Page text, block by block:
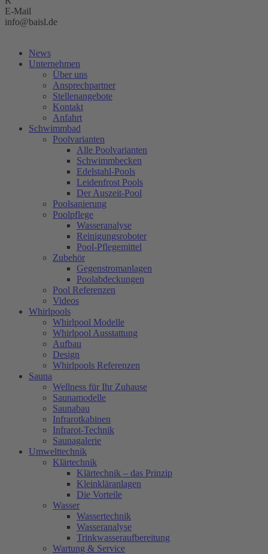
E-Mail
info@baisl.de
News
Unternehmen
Über uns
Ansprechpartner
Stellenangebote
Kontakt
Anfahrt
Schwimmbad
Poolvarianten
Alle Poolvarianten
Schwimmbecken
Edelstahl-Pools
Leidenfrost Pools
Der Auszeit-Pool
Poolsanierung
Poolpflege
Wasseranalyse
Reinigungsroboter
Pool-Pflegemittel
Zubehör
Gegenstromanlagen
Poolabdeckungen
Pool Referenzen
Videos
Whirlpools
Whirlpool Modelle
Whirlpool Ausstattung
Aufbau
Design
Whirlpools Referenzen
Sauna
Wellness für Ihr Zuhause
Saunamodelle
Saunabau
Infrarotkabinen
Infrarot-Technik
Saunagalerie
Umwelttechnik
Klärtechnik
Klärtechnik – das Prinzip
Kleinkläranlagen
Die Vorteile
Wasser
Wassertechnik
Wasseranalyse
Trinkwasseraufbereitung
Wartung & Service